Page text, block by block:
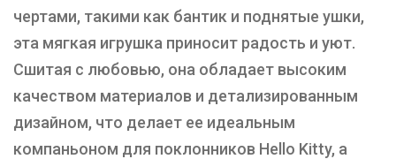
чертами, такими как бантик и поднятые ушки,
эта мягкая игрушка приносит радость и уют.
Сшитая с любовью, она обладает высоким
качеством материалов и детализированным
дизайном, что делает ее идеальным
компаньоном для поклонников Hello Kitty, а